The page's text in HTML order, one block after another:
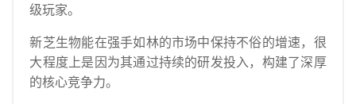
级玩家。
新芝生物能在强手如林的市场中保持不俗的增速，很
大程度上是因为其通过持续的研发投入，构建了深厚
的核心竞争力。